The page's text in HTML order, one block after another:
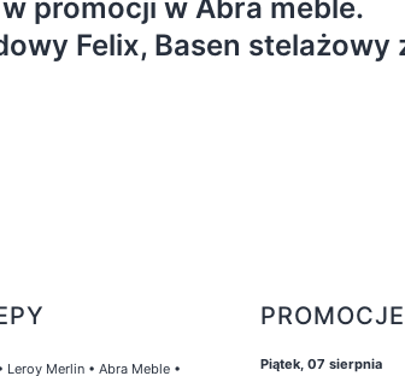
promocji w Abra meble.
Felix, Basen stelażowy
Leroy Merlin • Abra Meble • Piątek, 07 sierpnia